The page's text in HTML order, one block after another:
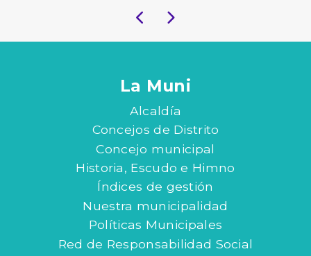
La Muni
Alcaldía
Concejos de Distrito
Concejo municipal
Historia, Escudo e Himno
Índices de gestión
Nuestra municipalidad
Políticas Municipales
Red de Responsabilidad Social